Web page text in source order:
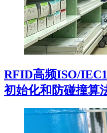
RFID高频ISO/
初始化和防碰撞算